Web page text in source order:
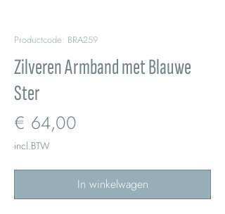
Productcode: BRA259
Zilveren Armband met Blauwe
Ster
€ 64,00
incl.BTW
In winkelwagen